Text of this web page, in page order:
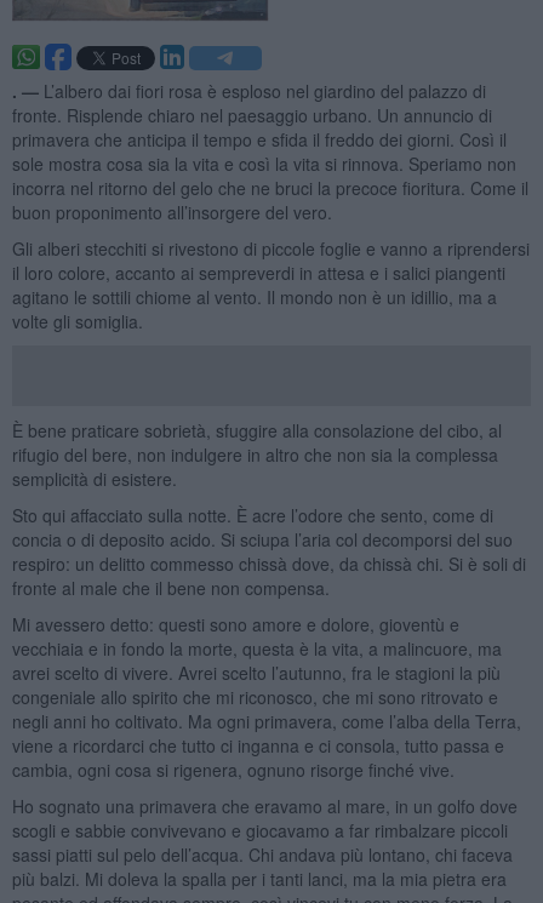
. — L’albero dai fiori rosa è esploso nel giardino del palazzo di
fronte. Risplende chiaro nel paesaggio urbano. Un annuncio di
primavera che anticipa il tempo e sfida il freddo dei giorni. Così il
sole mostra cosa sia la vita e così la vita si rinnova. Speriamo non
incorra nel ritorno del gelo che ne bruci la precoce fioritura. Come il
buon proponimento all’insorgere del vero.
Gli alberi stecchiti si rivestono di piccole foglie e vanno a riprendersi
il loro colore, accanto ai sempreverdi in attesa e i salici piangenti
agitano le sottili chiome al vento. Il mondo non è un idillio, ma a
volte gli somiglia.
È bene praticare sobrietà, sfuggire alla consolazione del cibo, al
rifugio del bere, non indulgere in altro che non sia la complessa
semplicità di esistere.
Sto qui affacciato sulla notte. È acre l’odore che sento, come di
concia o di deposito acido. Si sciupa l’aria col decomporsi del suo
respiro: un delitto commesso chissà dove, da chissà chi. Si è soli di
fronte al male che il bene non compensa.
Mi avessero detto: questi sono amore e dolore, gioventù e
vecchiaia e in fondo la morte, questa è la vita, a malincuore, ma
avrei scelto di vivere. Avrei scelto l’autunno, fra le stagioni la più
congeniale allo spirito che mi riconosco, che mi sono ritrovato e
negli anni ho coltivato. Ma ogni primavera, come l’alba della Terra,
viene a ricordarci che tutto ci inganna e ci consola, tutto passa e
cambia, ogni cosa si rigenera, ognuno risorge finché vive.
Ho sognato una primavera che eravamo al mare, in un golfo dove
scogli e sabbie convivevano e giocavamo a far rimbalzare piccoli
sassi piatti sul pelo dell’acqua. Chi andava più lontano, chi faceva
più balzi. Mi doleva la spalla per i tanti lanci, ma la mia pietra era